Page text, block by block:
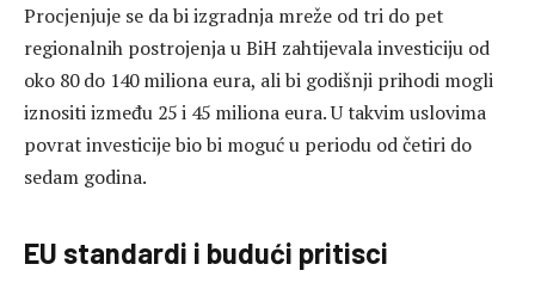
Procjenjuje se da bi izgradnja mreže od tri do pet
regionalnih postrojenja u BiH zahtijevala investiciju od
oko 80 do 140 miliona eura, ali bi godišnji prihodi mogli
iznositi između 25 i 45 miliona eura. U takvim uslovima
povrat investicije bio bi moguć u periodu od četiri do
sedam godina.
EU standardi i budući pritisci